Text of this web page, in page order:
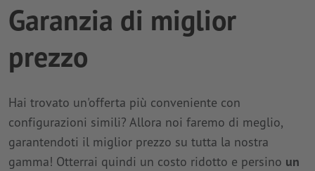
Garanzia di miglior
prezzo
Hai trovato un'offerta più conveniente con
configurazioni simili? Allora noi faremo di meglio,
garantendoti il miglior prezzo su tutta la nostra
gamma! Otterrai quindi un costo ridotto e persino un